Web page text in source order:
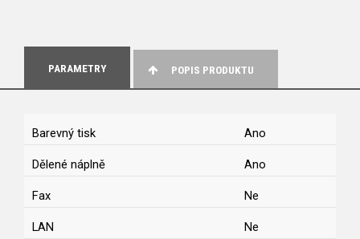
PARAMETRY POPIS PRODUKTU
Barevný tisk Ano
Dělené náplně Ano
Fax Ne
LAN Ne